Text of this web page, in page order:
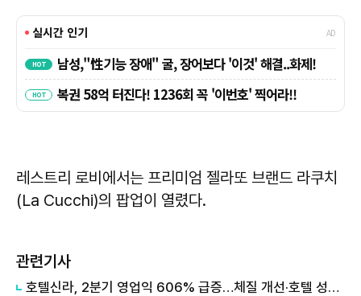
레스트리 로비에서는 프리미엄 젤라또 브랜드 라쿠치
(La Cucchi)의 팝업이 열렸다.
관련기사
호텔신라, 2분기 영업익 606% 급증…체질 개선·호텔 성수기 효과